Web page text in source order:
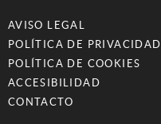
AVISO LEGAL
POLÍTICA DE PRIVACIDAD
POLÍTICA DE COOKIES
ACCESIBILIDAD
CONTACTO